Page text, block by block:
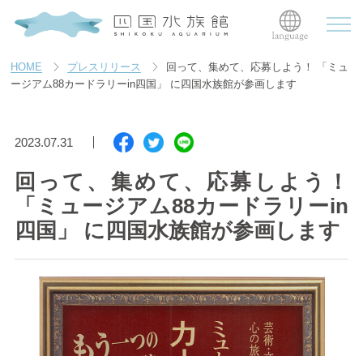
HOME プレスリリース
回って、集めて、応募しよう！ 「ミュ
ージアム88カードラリーin四国」 に四国水族館が参画します
2023.07.31
回って、集めて、応募しよう！
「ミュージアム88カードラリーin
四国」 に四国水族館が参画します